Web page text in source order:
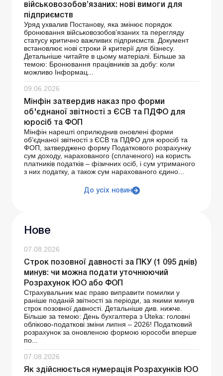
військовозобов’язаних: нові вимоги для
підприємств
Уряд ухвалив Постанову, яка змінює порядок
бронювання військовозобов’язаних та перегляду
статусу критично важливих підприємств. Документ
встановлює нові строки й критерії для бізнесу.
Детальніше читайте в цьому матеріалі. Більше за
темою: Бронювання працівників за добу: коли
можливо Інформац...
09.06.2026
Мінфін затвердив наказ про форми
об'єднаної звітності з ЄСВ та ПДФО для
юросіб та ФОП
Мінфін нарешті оприлюднив оновлені форми
об’єднаної звітності з ЄСВ та ПДФО для юросіб та
ФОП, затверджено форму Податкового розрахунку
сум доходу, нарахованого (сплаченого) на користь
платників податків – фізичних осіб, і сум утриманого
з них податку, а також сум нарахованого єдино...
До усіх новин
Нове
07.08.2026
Строк позовної давності за ПКУ (1 095 днів)
минув: чи можна подати уточнюючий
Розрахунок ЮО або ФОП
Страхувальник має право виправити помилки у
раніше поданій звітності за періоди, за якими минув
строк позовної давності. Детальніше див. нижче.
Більше за темою: День бухгалтера з Uteka: головні
обліково-податкові зміни липня – 2026! Податковий
розрахунок за оновленою формою юрособи вперше
по...
07.08.2026
Як здійснюється нумерація Розрахунків ЮО